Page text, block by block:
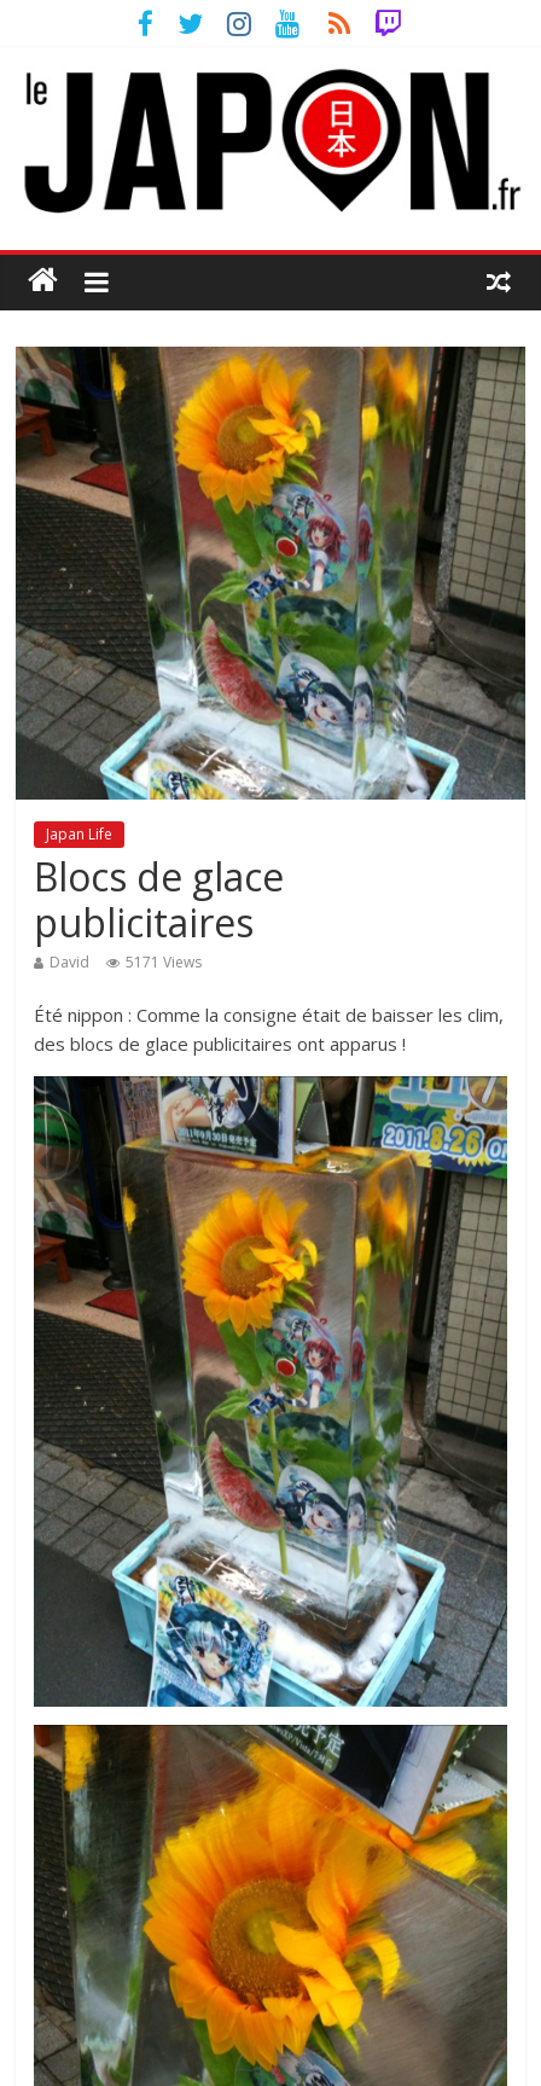
Japan Life
Blocs de glace
publicitaires
David 5171 Views
Été nippon : Comme la consigne était de baisser les clim,
des blocs de glace publicitaires ont apparus !